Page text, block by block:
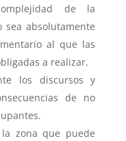
de la
absolutamente
al que las
a realizar.
los discursos y
de no
zona que puede